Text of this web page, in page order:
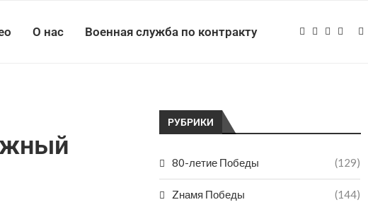
О нас Военная служба по контракту
РУБРИКИ
80-летие Победы (129)
Zнамя Победы (144)